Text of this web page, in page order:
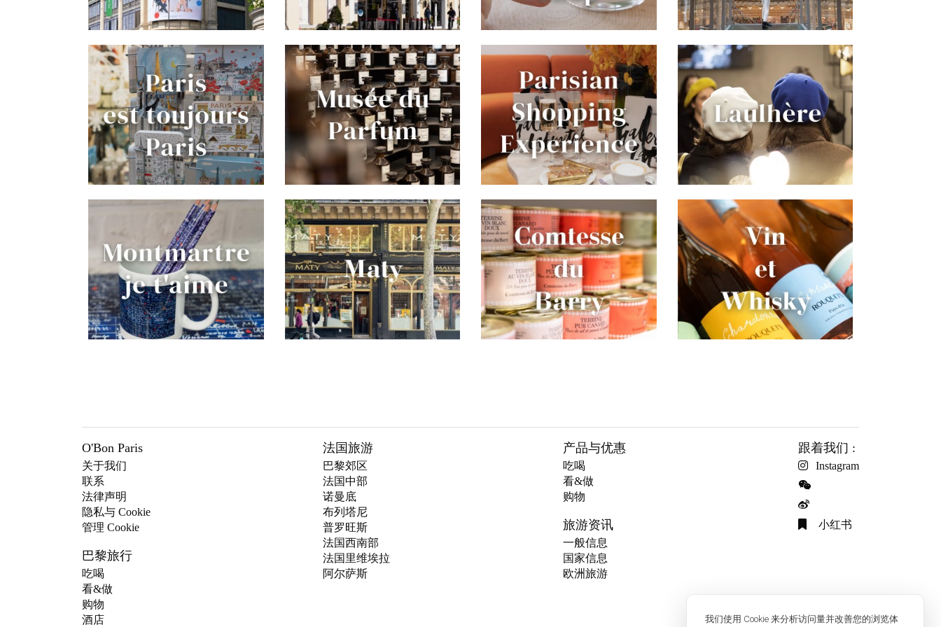
我们使用 Cookie 来分析访问量并改善您的浏览体
O'Bon Paris
关于我们
联系
法律声明
隐私与 Cookie
管理 Cookie
巴黎旅行
吃喝
看&做
购物
酒店
法国旅游
巴黎郊区
法国中部
诺曼底
布列塔尼
普罗旺斯
法国西南部
法国里维埃拉
阿尔萨斯
产品与优惠
吃喝
看&做
购物
旅游资讯
一般信息
国家信息
欧洲旅游
跟着我们 :
Instagram
小红书